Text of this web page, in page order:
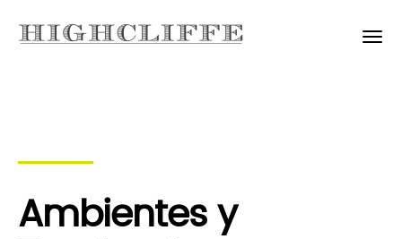
Ambientes y